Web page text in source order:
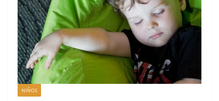
NIÑOS